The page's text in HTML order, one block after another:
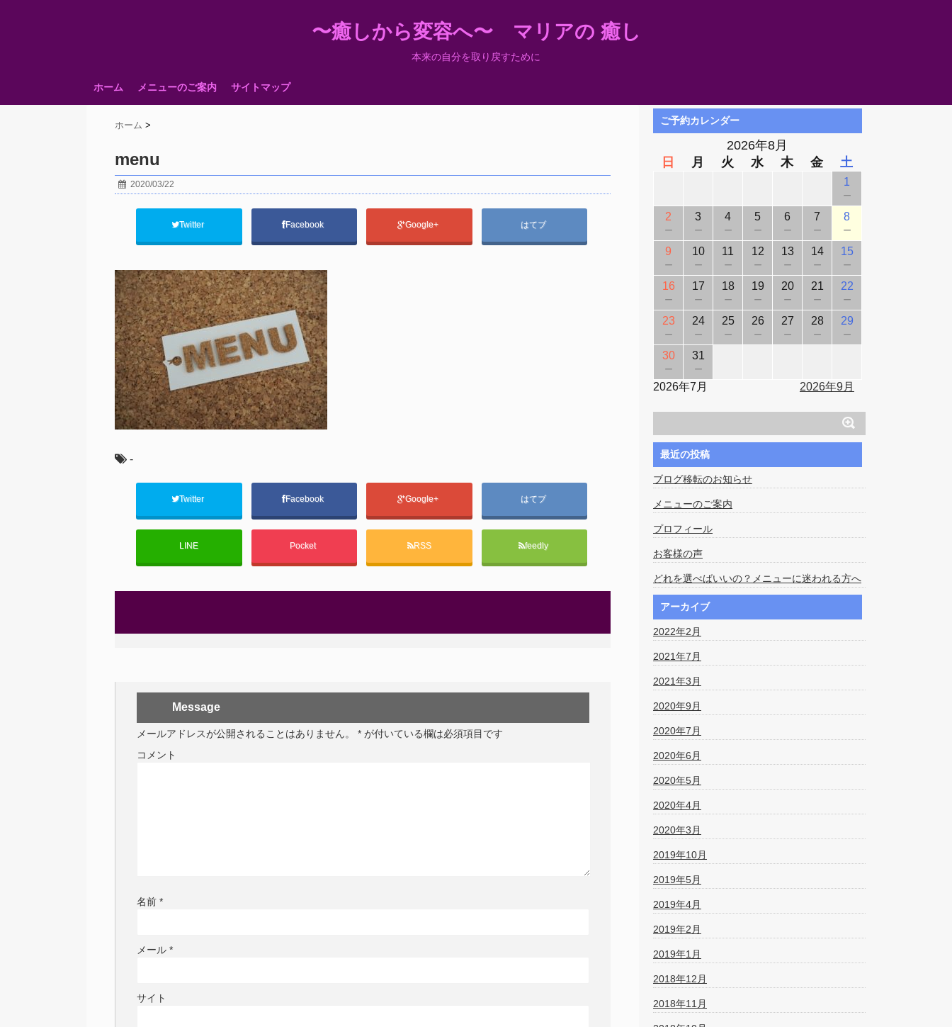
〜癒しから変容へ〜 マリアの 癒し
本来の自分を取り戻すために
ホーム メニューのご案内 サイトマップ
ホーム >
menu
2020/03/22
Twitter Facebook Google+ はてブ
-
Twitter Facebook Google+ はてブ
LINE Pocket RSS feedly
Message
メールアドレスが公開されることはありません。 * が付いている欄は必須項目です
コメント
名前 *
メール *
サイト
ご予約カレンダー
2026年8月
日
月 火 水 木 金 土
1
－
2
－
3
－
4
－
5
－
6
－
7
－
8
－
9
－
10
－
11
－
12
－
13
－
14
－
15
－
16
－
17
－
18
－
19
－
20
－
21
－
22
－
23
－
24
－
25
－
26
－
27
－
28
－
29
－
30
－
31
－
2026年7月 2026年9月
最近の投稿
ブログ移転のお知らせ
メニューのご案内
プロフィール
お客様の声
どれを選べばいいの？メニューに迷われる方へ
アーカイブ
2022年2月
2021年7月
2021年3月
2020年9月
2020年7月
2020年6月
2020年5月
2020年4月
2020年3月
2019年10月
2019年5月
2019年4月
2019年2月
2019年1月
2018年12月
2018年11月